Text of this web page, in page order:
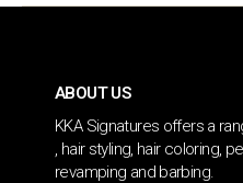
ABOUT US
KKA Signatures offers a
, hair styling, hair coloring,
revamping and barbing.